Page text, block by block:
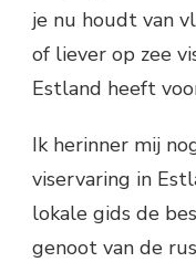
je nu houdt van
of liever op zee
Estland heeft
Ik herinner mij
viservaring in
lokale gids de
genoot van de